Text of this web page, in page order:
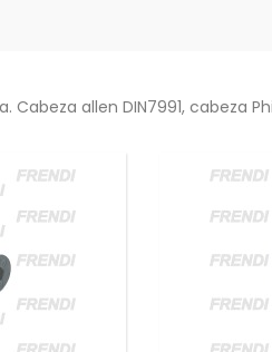
Cabeza allen DIN7991, cabeza